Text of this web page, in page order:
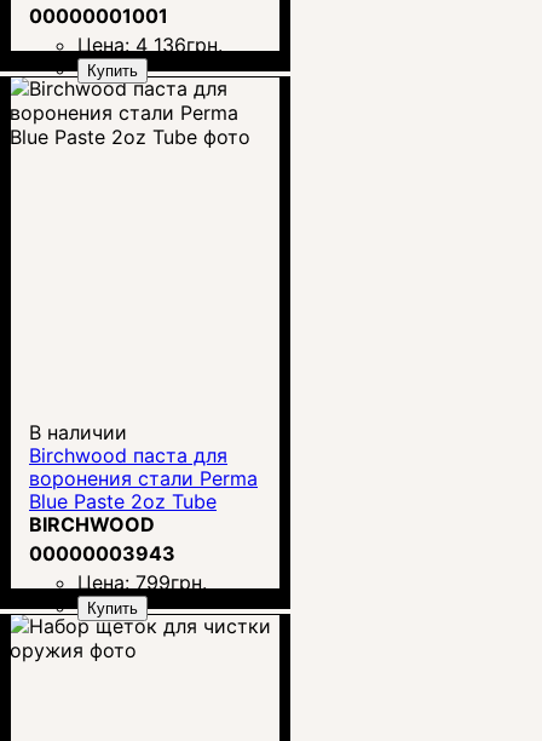
00000001001
Цена: 4 136грн.
Купить
В наличии
Birchwood паста для
воронения стали Perma
Blue Paste 2oz Tube
BIRCHWOOD
00000003943
Цена: 799грн.
Купить